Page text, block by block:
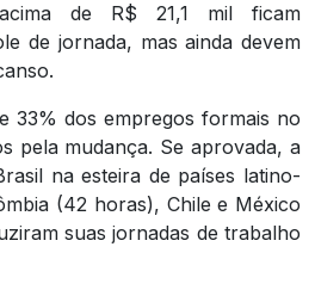
de R$ 21,1 mil ficam
de jornada, mas ainda devem
33% dos empregos formais no
pela mudança. Se aprovada, a
na esteira de países latino-
(42 horas), Chile e México
suas jornadas de trabalho